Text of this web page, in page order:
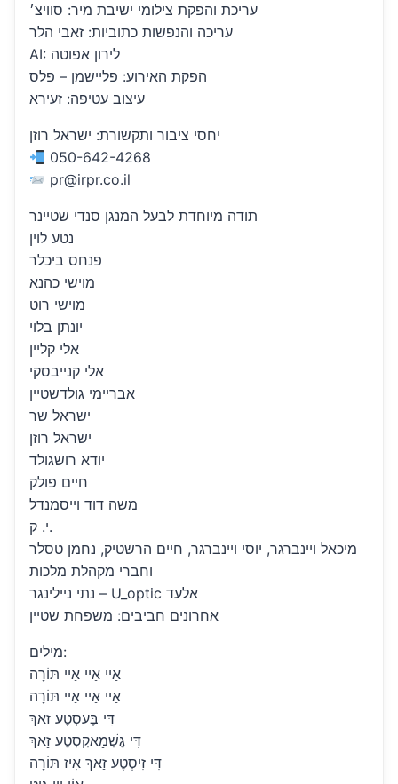
עריכת והפקת צילומי ישיבת מיר: סוויצ׳
עריכה והנפשות כתוביות: זאבי הלר
AI: לירון אפוטה
הפקת האירוע: פליישמן – פלס
עיצוב עטיפה: זעירא
יחסי ציבור ותקשורת: ישראל רוזן
050-642-4268
pr@irpr.co.il
תודה מיוחדת לבעל המנגן סנדי שטיינר
נטע לוין
פנחס ביכלר
מוישי כהנא
מוישי רוט
יונתן בלוי
אלי קליין
אלי קנייבסקי
אבריימי גולדשטיין
ישראל שר
ישראל רוזן
יודא רושגולד
חיים פולק
משה דוד וייסמנדל
י. ק.
מיכאל ויינברגר, יוסי ויינברגר, חיים הרשטיק, נחמן טסלר
וחברי מקהלת מלכות
נתי ניילינגר – U_optic אלעד
אחרונים חביבים: משפחת שטיין
מילים:
אַיי אַיי אַיי תּוֹרָה
אַיי אַיי אַיי תּוֹרָה
דִּי בֶּעסְטֶע זַאךְ
דִּי גֶּשְׁמַאקְסְטֶע זַאךְ
דִּי זִיסְטֶע זַאךְ אִיז תּוֹרָה